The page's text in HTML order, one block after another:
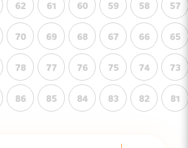
57
58
59
60
61
62
65
66
67
68
69
70
73
74
75
76
77
78
81
82
83
84
85
86